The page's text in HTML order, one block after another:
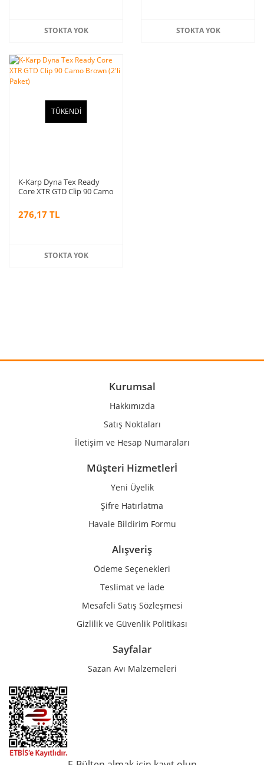
STOKTA YOK STOKTA YOK
TÜKENDİ
K-Karp Dyna Tex Ready
Core XTR GTD Clip 90 Camo
276,17 TL
STOKTA YOK
Kurumsal
Hakkımızda
Satış Noktaları
İletişim ve Hesap Numaraları
Müşteri Hizmetlerİ
Yeni Üyelik
Şifre Hatırlatma
Havale Bildirim Formu
Alışveriş
Ödeme Seçenekleri
Teslimat ve İade
Mesafeli Satış Sözleşmesi
Gizlilik ve Güvenlik Politikası
Sayfalar
Sazan Avı Malzemeleri